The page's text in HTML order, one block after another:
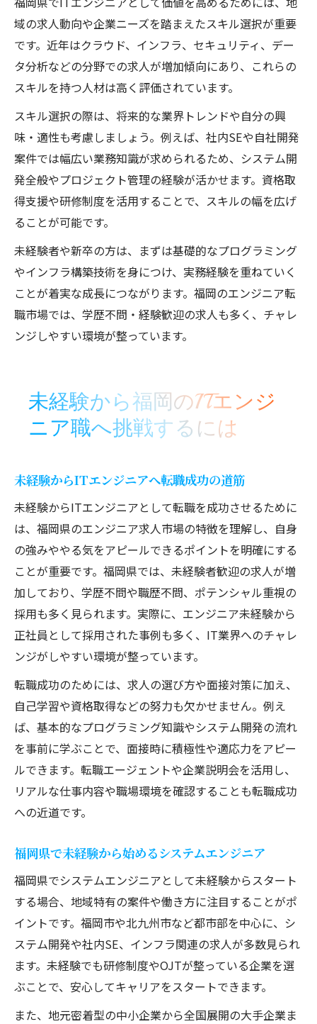
域の求人動向や企業ニーズを踏まえたスキル選択が重要
です。近年はクラウド、インフラ、セキュリティ、デー
タ分析などの分野での求人が増加傾向にあり、これらの
スキルを持つ人材は高く評価されています。
スキル選択の際は、将来的な業界トレンドや自分の興
味・適性も考慮しましょう。例えば、社内SEや自社開発
案件では幅広い業務知識が求められるため、システム開
発全般やプロジェクト管理の経験が活かせます。資格取
得支援や研修制度を活用することで、スキルの幅を広げ
ることが可能です。
未経験者や新卒の方は、まずは基礎的なプログラミング
やインフラ構築技術を身につけ、実務経験を重ねていく
ことが着実な成長につながります。福岡のエンジニア転
職市場では、学歴不問・経験歓迎の求人も多く、チャレ
ンジしやすい環境が整っています。
未経験から福岡のITエンジ
ニア職へ挑戦するには
未経験からITエンジニアへ転職成功の道筋
未経験からITエンジニアとして転職を成功させるために
は、福岡県のエンジニア求人市場の特徴を理解し、自身
の強みややる気をアピールできるポイントを明確にする
ことが重要です。福岡県では、未経験者歓迎の求人が増
加しており、学歴不問や職歴不問、ポテンシャル重視の
採用も多く見られます。実際に、エンジニア未経験から
正社員として採用された事例も多く、IT業界へのチャレ
ンジがしやすい環境が整っています。
転職成功のためには、求人の選び方や面接対策に加え、
自己学習や資格取得などの努力も欠かせません。例え
ば、基本的なプログラミング知識やシステム開発の流れ
を事前に学ぶことで、面接時に積極性や適応力をアピー
ルできます。転職エージェントや企業説明会を活用し、
リアルな仕事内容や職場環境を確認することも転職成功
への近道です。
福岡県で未経験から始めるシステムエンジニア
福岡県でシステムエンジニアとして未経験からスタート
する場合、地域特有の案件や働き方に注目することがポ
イントです。福岡市や北九州市など都市部を中心に、シ
ステム開発や社内SE、インフラ関連の求人が多数見られ
ます。未経験でも研修制度やOJTが整っている企業を選
ぶことで、安心してキャリアをスタートできます。
また、地元密着型の中小企業から全国展開の大手企業ま